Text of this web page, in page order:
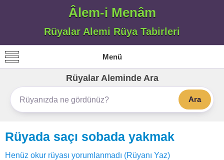
Âlem-i Menâm
Rüyalar Alemi Rüya Tabirleri
Menü
Rüyalar Aleminde Ara
Ara
Rüyada saçı sobada yakmak
Henüz okur rüyası yorumlanmadı (Rüyanı Yaz)